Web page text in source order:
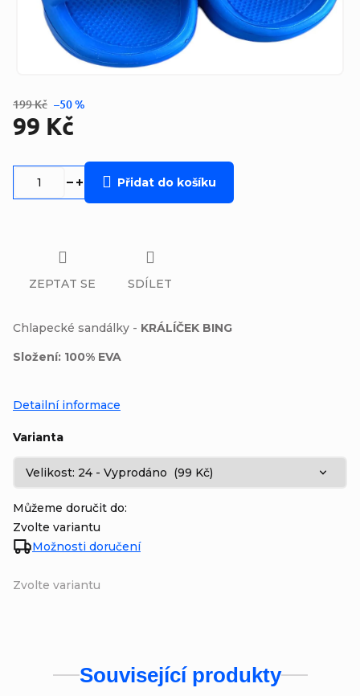
199 Kč –50 %
99 Kč
Zvolte variantu
Varianta
Můžeme doručit do:
Zvolte variantu
Možnosti doručení
Přidat do košíku
Chlapecké sandálky - KRÁLÍČEK BING
Složení: 100% EVA
Detailní informace
ZEPTAT SE SDÍLET
Související produkty